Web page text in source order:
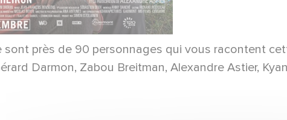
près de 90 personnages qui vous racontent
Darmon, Zabou Breitman, Alexandre Astier,